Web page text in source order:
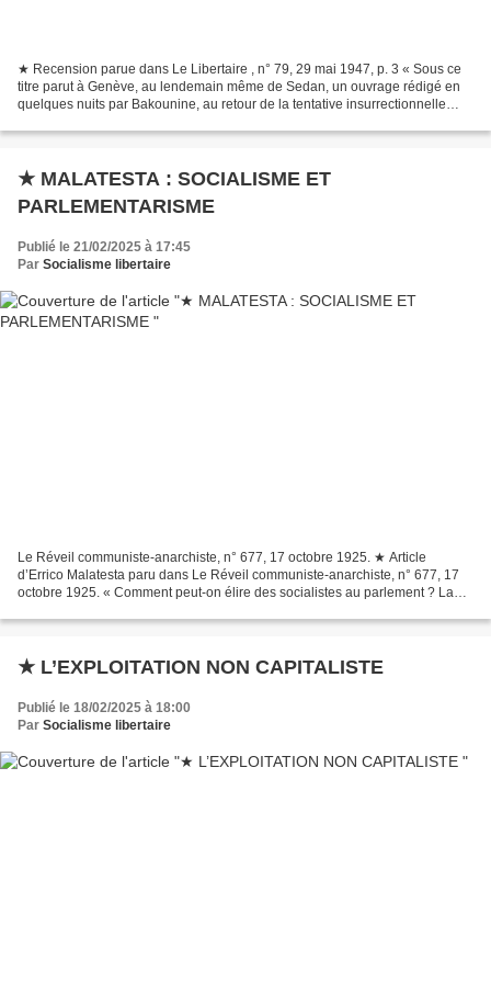
★ Recension parue dans Le Libertaire , n° 79, 29 mai 1947, p. 3 « Sous ce
titre parut à Genève, au lendemain même de Sedan, un ouvrage rédigé en
quelques nuits par Bakounine, au retour de la tentative insurrectionnelle
★ MALATESTA : SOCIALISME ET
PARLEMENTARISME
Publié le 21/02/2025 à 17:45
Par Socialisme libertaire
Le Réveil communiste-anarchiste, n° 677, 17 octobre 1925. ★ Article
d’Errico Malatesta paru dans Le Réveil communiste-anarchiste, n° 677, 17
octobre 1925. « Comment peut-on élire des socialistes au parlement ? La
★ L’EXPLOITATION NON CAPITALISTE
Publié le 18/02/2025 à 18:00
Par Socialisme libertaire